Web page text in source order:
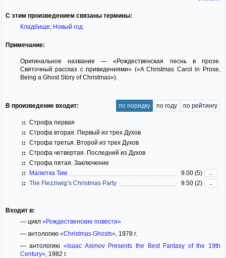
С этим произведением связаны термины:
Кладбище; Новый год
Примечание:
Оригинальное название — «Рождественская песнь в прозе.
Святочный рассказ с привидениями» («A Christmas Carol in Prose,
Being a Ghost Story of Christmas»).
В произведение входит: по порядку по году по рейтингу
Строфа первая
Строфа вторая. Первый из трех Духов
Строфа третья. Второй из трех Духов
Строфа четвертая. Последний из Духов
Строфа пятая. Заключение
Малютка Тим
9.00 (5)
-
The Flezziwig’s Christmas Party
9.50 (2) -
Входит в:
— цикл «Рождественские повести»
— антологию «Christmas Ghosts», 1978 г.
— антологию«Isaac Asimov Presents the Best Fantasy of the 19th
Century», 1982 г.